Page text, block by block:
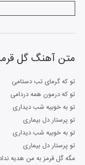
متن آهنگگل
تو که گرمای تب دستامی
تو که درمون همه دردامی
تو به خوبیه شب دیداری
تو پرستار دل بیماری
تو به خوبیه شب دیداری
تو پرستار دل بیماری
مگه گل قرمز به من هدیه